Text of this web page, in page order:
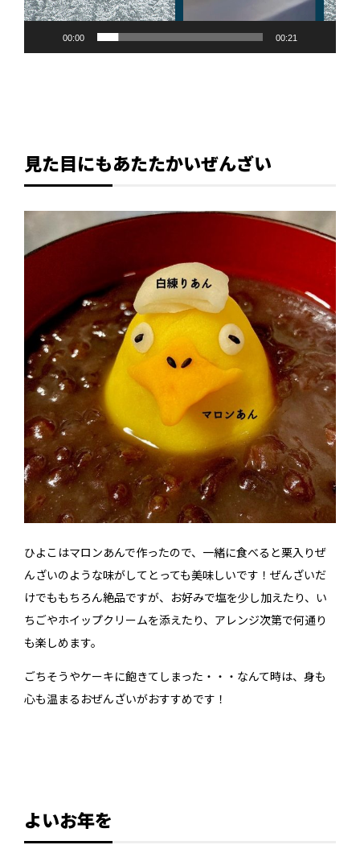
00:00 00:21
見た目にもあたたかいぜんざい
ひよこはマロンあんで作ったので、一緒に食べると栗入りぜ
んざいのような味がしてとっても美味しいです！ぜんざいだ
けでももちろん絶品ですが、お好みで塩を少し加えたり、い
ちごやホイップクリームを添えたり、アレンジ次第で何通り
も楽しめます。
ごちそうやケーキに飽きてしまった・・・なんて時は、身も
心も温まるおぜんざいがおすすめです！
よいお年を